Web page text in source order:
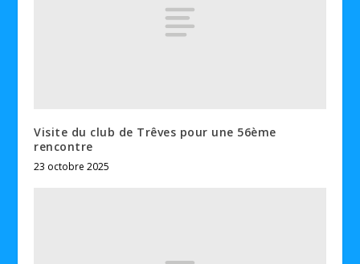
Visite du club de Trêves pour une 56ème
rencontre
23 octobre 2025